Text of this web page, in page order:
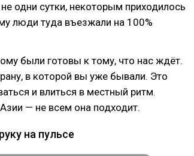
одни сутки, некоторым приходилось
люди туда въезжали на 100%
были готовы к тому, что нас ждёт.
в которой вы уже бывали. Это
и влиться в местный ритм.
— не всем она подходит.
на пульсе